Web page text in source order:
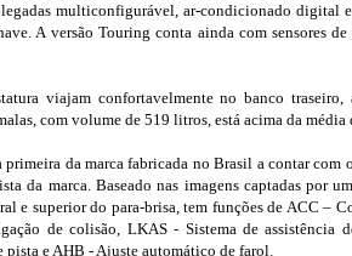
multiconfigurável, ar-condicionado digital
A versão Touring conta ainda com sensores
viajam confortavelmente no banco
com volume de 519 litros, está acima da média
da marca fabricada no Brasil a contar com
da marca. Baseado nas imagens captadas por
e superior do para-brisa, tem funções de ACC –
de colisão, LKAS - Sistema de assistência
pista e AHB - Ajuste automático de farol.